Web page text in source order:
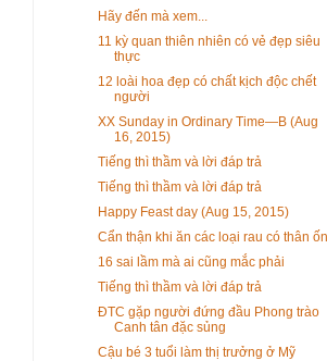
Hãy đến mà xem...
11 kỳ quan thiên nhiên có vẻ đẹp siêu
thực
12 loài hoa đẹp có chất kịch độc chết
người
XX Sunday in Ordinary Time—B (Aug
16, 2015)
Tiếng thì thầm và lời đáp trả
Tiếng thì thầm và lời đáp trả
Happy Feast day (Aug 15, 2015)
Cẩn thận khi ăn các loại rau có thân
16 sai lầm mà ai cũng mắc phải
Tiếng thì thầm và lời đáp trả
ĐTC gặp người đứng đầu Phong trào
Canh tân đặc sủng
​Cậu bé 3 tuổi làm thị trưởng ở Mỹ